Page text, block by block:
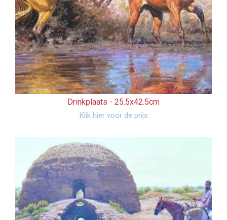
Drinkplaats - 25.5x42.5cm
Klik hier voor de prijs